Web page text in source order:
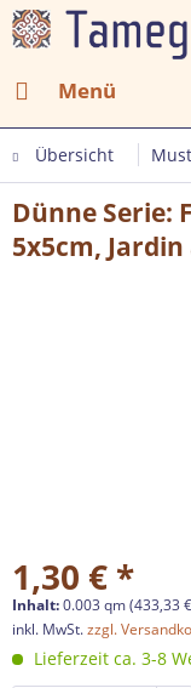
Menü
Übersicht
Dünne Serie:
5x5cm, Jardin
1,30 € *
Inhalt:0.003 qm (433,33
inkl. MwSt.zzgl.
Lieferzeit ca. 3-8